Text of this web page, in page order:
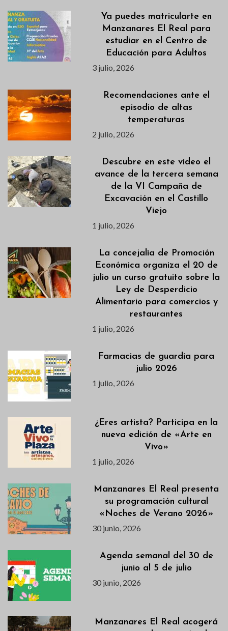
Ya puedes matricularte en
Manzanares El Real para
estudiar en el Centro de
Educación para Adultos
3 julio, 2026
Recomendaciones ante el
episodio de altas
temperaturas
2 julio, 2026
Descubre en este vídeo el
avance de la tercera semana
de la VI Campaña de
Excavación en el Castillo
Viejo
1 julio, 2026
La concejalía de Promoción
Económica organiza el 20 de
julio un curso gratuito sobre la
Ley de Desperdicio
Alimentario para comercios y
restaurantes
1 julio, 2026
Farmacias de guardia para
julio 2026
1 julio, 2026
¿Eres artista? Participa en la
nueva edición de «Arte en
Vivo»
1 julio, 2026
Manzanares El Real presenta
su programación cultural
«Noches de Verano 2026»
30 junio, 2026
Agenda semanal del 30 de
junio al 5 de julio
30 junio, 2026
Manzanares El Real acogerá